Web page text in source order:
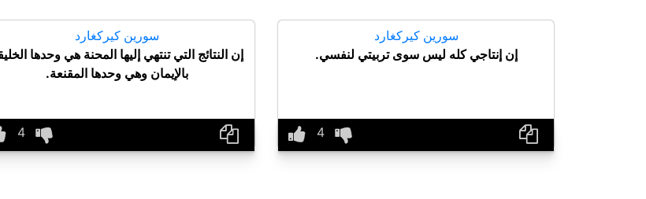
سورين كيركغارد
إن إنتاجي كله ليس سوى تربيتي لنفسي.
سورين كيركغارد
إن النتائج التي تنتهي إليها المحنة هي وحدها
بالإيمان وهي وحدها المقنعة.